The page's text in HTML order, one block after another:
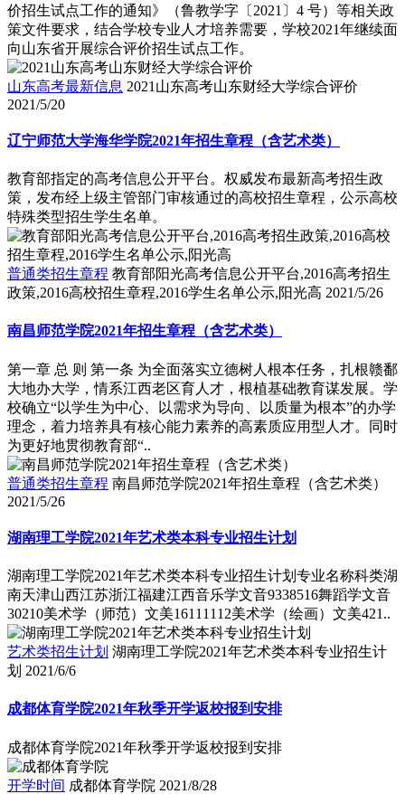
价招生试点工作的通知》（鲁教学字〔2021〕4 号）等相关政
策文件要求，结合学校专业人才培养需要，学校2021年继续面
向山东省开展综合评价招生试点工作。
山东高考最新信息 2021山东高考山东财经大学综合评价
2021/5/20
辽宁师范大学海华学院2021年招生章程（含艺术类）
教育部指定的高考信息公开平台。权威发布最新高考招生政
策，发布经上级主管部门审核通过的高校招生章程，公示高校
特殊类型招生学生名单。
普通类招生章程 教育部阳光高考信息公开平台,2016高考招生
政策,2016高校招生章程,2016学生名单公示,阳光高 2021/5/26
南昌师范学院2021年招生章程（含艺术类）
第一章 总 则 第一条 为全面落实立德树人根本任务，扎根赣鄱
大地办大学，情系江西老区育人才，根植基础教育谋发展。学
校确立“以学生为中心、以需求为导向、以质量为根本”的办学
理念，着力培养具有核心能力素养的高素质应用型人才。同时
为更好地贯彻教育部“..
普通类招生章程 南昌师范学院2021年招生章程（含艺术类）
2021/5/26
湖南理工学院2021年艺术类本科专业招生计划
湖南理工学院2021年艺术类本科专业招生计划专业名称科类湖
南天津山西江苏浙江福建江西音乐学文音9338516舞蹈学文音
30210美术学（师范）文美16111112美术学（绘画）文美421..
艺术类招生计划 湖南理工学院2021年艺术类本科专业招生计
划 2021/6/6
成都体育学院2021年秋季开学返校报到安排
成都体育学院2021年秋季开学返校报到安排
开学时间 成都体育学院 2021/8/28